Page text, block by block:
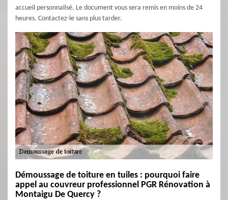
accueil personnalisé. Le document vous sera remis en moins de 24
heures. Contactez-le sans plus tarder.
Démoussage de toiture en tuiles : pourquoi faire
appel au couvreur professionnel PGR Rénovation à
Montaigu De Quercy ?